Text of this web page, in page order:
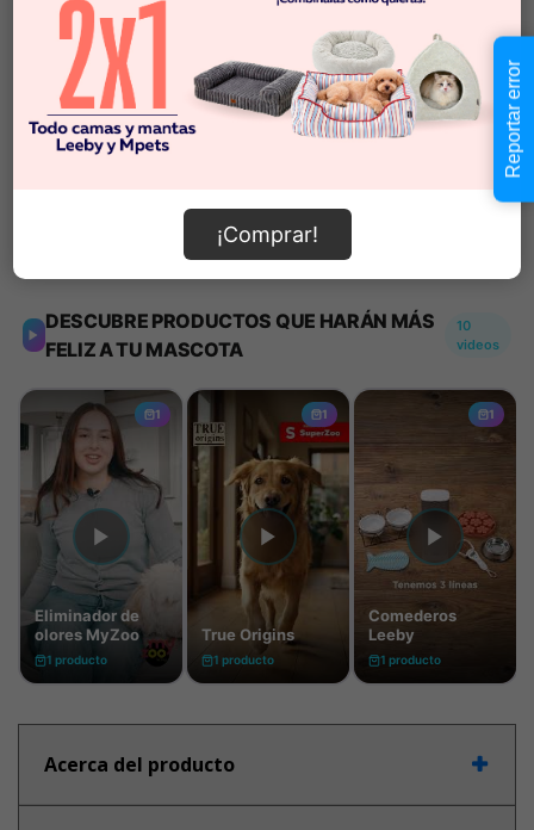
- +
$15.990
En Stock
Añadir al carrito
Información de envío
Acerca del producto
¡Comprar!
Reportar error